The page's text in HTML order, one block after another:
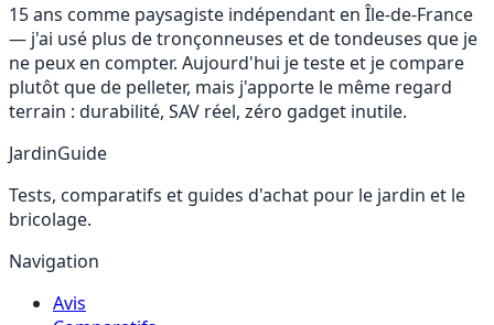
15 ans comme paysagiste indépendant en Île-de-France
— j'ai usé plus de tronçonneuses et de tondeuses que je
ne peux en compter. Aujourd'hui je teste et je compare
plutôt que de pelleter, mais j'apporte le même regard
terrain : durabilité, SAV réel, zéro gadget inutile.
JardinGuide
Tests, comparatifs et guides d'achat pour le jardin et le
bricolage.
Navigation
Avis